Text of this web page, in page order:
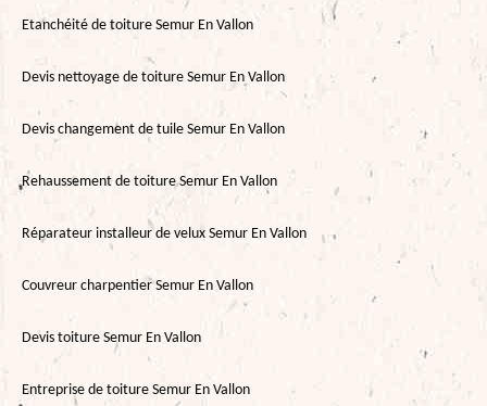
Etanchéité de toiture Semur En Vallon
Devis nettoyage de toiture Semur En Vallon
Devis changement de tuile Semur En Vallon
Rehaussement de toiture Semur En Vallon
Réparateur installeur de velux Semur En Vallon
Couvreur charpentier Semur En Vallon
Devis toiture Semur En Vallon
Entreprise de toiture Semur En Vallon